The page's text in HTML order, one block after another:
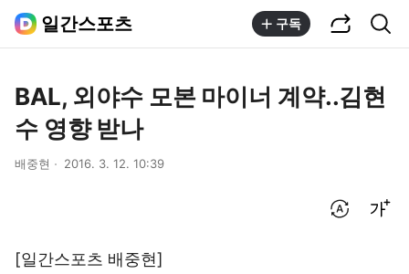
일간스포츠 구독
BAL, 외야수 모본 마이너 계약..김현
수 영향 받나
배중현 2016. 3. 12. 10:39
[일간스포츠 배중현]